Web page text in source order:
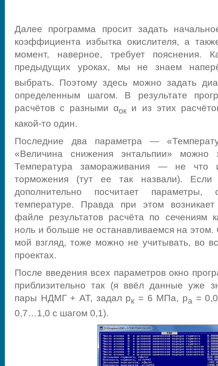
Далее программа просит задать
коэффициента избытка окислителя, а
момент, наверное, требует
предыдущих уроках, мы не знаем
выбрать. Поэтому здесь можно задать
определенным шагом. В результате
расчётов с разными αок
и из этих
какой-то один.
Последние два параметра —
«Величина снижения энтальпии» можно
Температура замораживания — не что
торможения (тут ее так назвали). Если
дополнительно посчитает параметры,
температуре. Правда при этом
файле результатов расчёта по сечениям
ноль и больше не останавливаемся на
мой взгляд, тоже можно не учитывать, во
проектах.
После введения всех параметров окно
приблизительно так (я ввёл данные уже
пары НДМГ + АТ, задал pк = 6 МПа, pа =
0,7…1,0 с шагом 0,1).